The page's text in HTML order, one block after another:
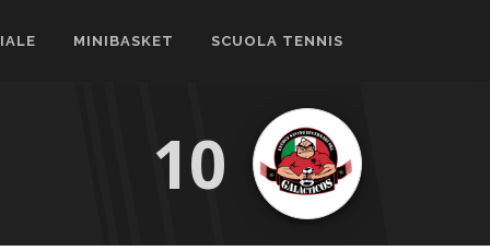
MINIBASKET SCUOLA TENNIS
10